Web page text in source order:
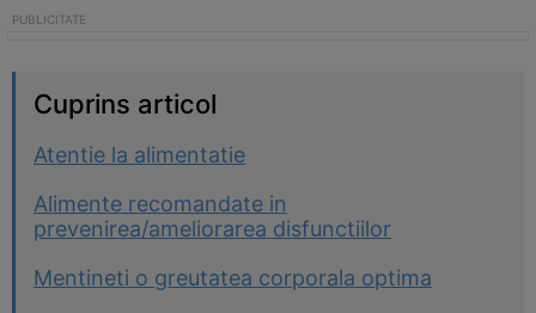
Cuprins articol
Atentie la alimentatie
Alimente recomandate in
prevenirea/ameliorarea disfunctiilor
Mentineti o greutatea corporala optima